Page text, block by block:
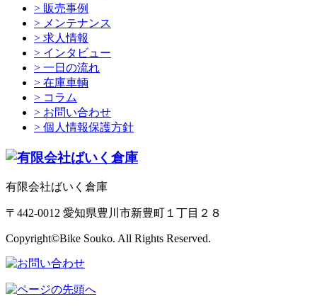
> 販売事例
> メンテナンス
> 求人情報
> インタビュー
> 一日の流れ
> 在庫車輌
> コラム
> お問い合わせ
> 個人情報保護方針
有限会社ばいく倉庫
〒442-0012 愛知県豊川市新豊町１丁目２８
Copyright©Bike Souko. All Rights Reserved.